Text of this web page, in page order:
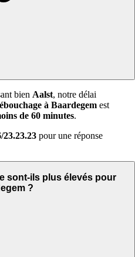
bien Aalst, notre délai
à Baardegem est
de 60 minutes.
23.23.23 pour une réponse
sont-ils plus élevés pour
?